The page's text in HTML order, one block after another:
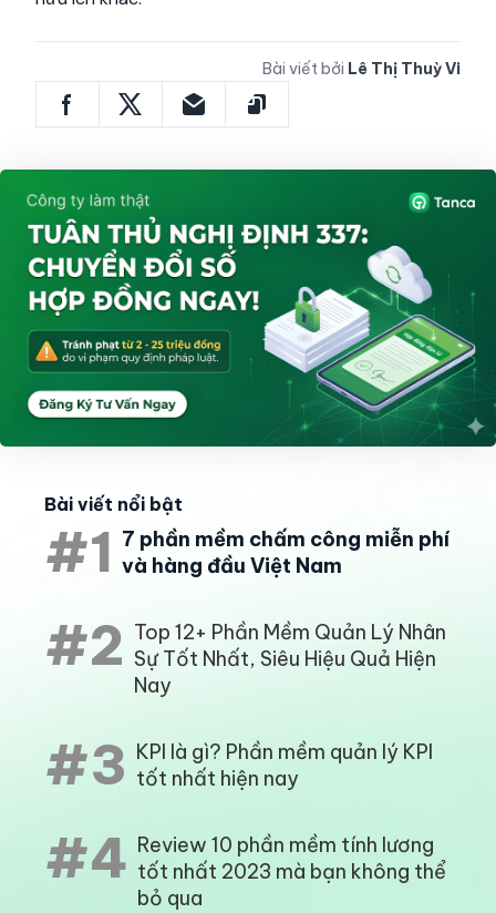
Bài viết bởi Lê Thị Thuỳ Vi
Bài viết nổi bật
#1 7 phần mềm chấm công miễn phí
và hàng đầu Việt Nam
#2 Top 12+ Phần Mềm Quản Lý Nhân
Sự Tốt Nhất, Siêu Hiệu Quả Hiện
Nay
#3 KPI là gì? Phần mềm quản lý KPI
tốt nhất hiện nay
#4 Review 10 phần mềm tính lương
tốt nhất 2023 mà bạn không thể
bỏ qua